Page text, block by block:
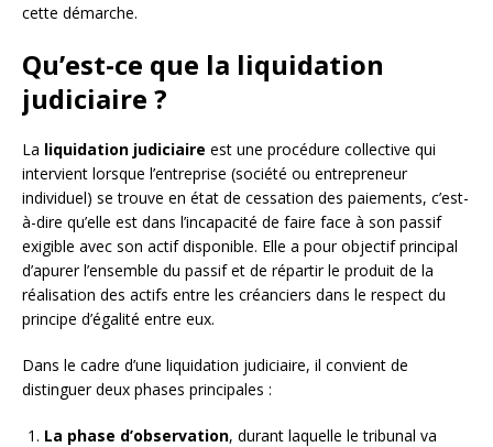
cette démarche.
Qu’est-ce que la liquidation
judiciaire ?
La liquidation judiciaire est une procédure collective qui
intervient lorsque l’entreprise (société ou entrepreneur
individuel) se trouve en état de cessation des paiements, c’est-
à-dire qu’elle est dans l’incapacité de faire face à son passif
exigible avec son actif disponible. Elle a pour objectif principal
d’apurer l’ensemble du passif et de répartir le produit de la
réalisation des actifs entre les créanciers dans le respect du
principe d’égalité entre eux.
Dans le cadre d’une liquidation judiciaire, il convient de
distinguer deux phases principales :
La phase d’observation, durant laquelle le tribunal va